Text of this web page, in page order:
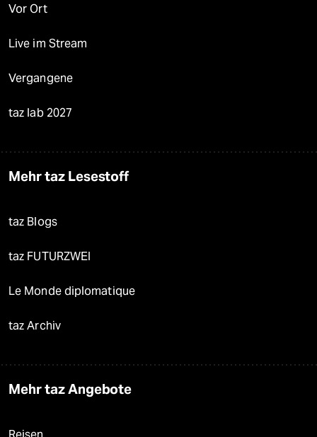
Vor Ort
Live im Stream
Vergangene
taz lab 2027
Mehr taz Lesestoff
taz Blogs
taz FUTURZWEI
Le Monde diplomatique
taz Archiv
Mehr taz Angebote